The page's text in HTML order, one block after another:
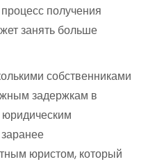
получения
занять больше
собственниками
задержкам в
юристом, который